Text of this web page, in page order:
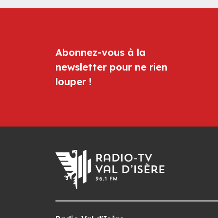
Abonnez-vous à la
newsletter pour ne rien
louper !